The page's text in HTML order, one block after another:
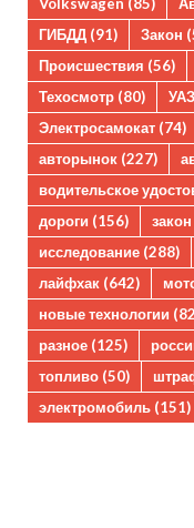
Volkswagen (85)
ГИБДД (91) Закон
Происшествия (56)
Техосмотр (80) УАЗ
Электросамокат (74)
авторынок (227)
водительское
дороги (156) закон
исследование (288)
лайфхак (642)
новые технологии
разное (125)
топливо (50)
электромобиль (151)